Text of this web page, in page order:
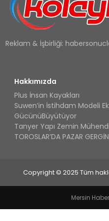
Reklam & İşbirliği:
Hakkımızda
Plus İnsan Kayakları
Suwen’in İstihdam Modeli
GücünüBüyütüyor
Tanyer Yapı Zemin
TOROSLAR’DA PAZAR
Copyright © 2025 Tüm
Mersin Haber